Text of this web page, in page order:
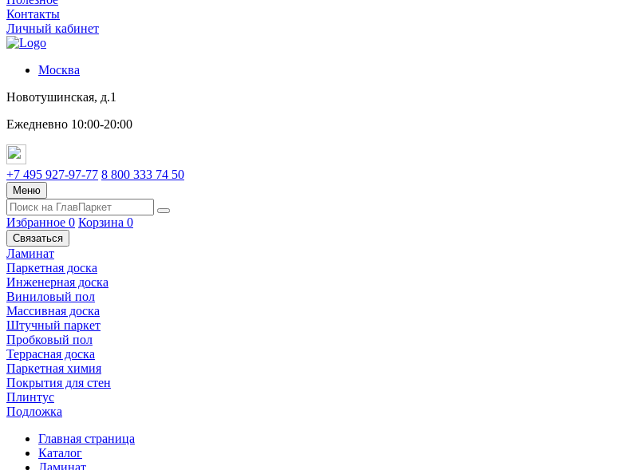
Контакты
Личный кабинет
Москва
Новотушинская, д.1
Ежедневно 10:00-20:00
+7 495 927-97-77 8 800 333 74 50
Меню
Избранное 0 Корзина 0
Связаться
Ламинат
Паркетная доска
Инженерная доска
Виниловый пол
Массивная доска
Штучный паркет
Пробковый пол
Террасная доска
Паркетная химия
Покрытия для стен
Плинтус
Подложка
Главная страница
Каталог
Ламинат